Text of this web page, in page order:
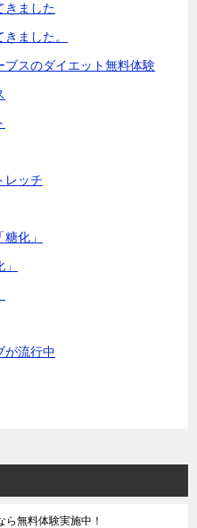
きました
ました。
スのダイエット無料体験
レッチ
化」
が流行中
無料体験実施中！